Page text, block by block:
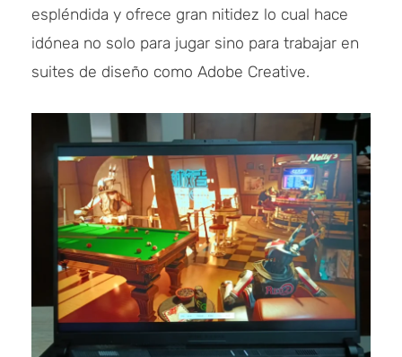
espléndida y ofrece gran nitidez lo cual hace
idónea no solo para jugar sino para trabajar en
suites de diseño como Adobe Creative.